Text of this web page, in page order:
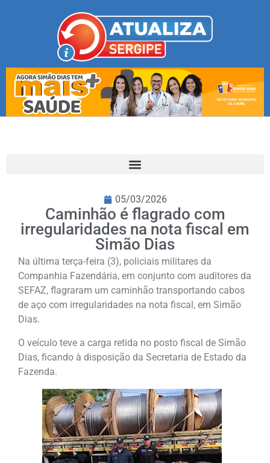
05/03/2026
Caminhão é flagrado com
irregularidades na nota fiscal em
Simão Dias
Na última terça-feira (3), policiais militares da
Companhia Fazendária, em conjunto com auditores da
SEFAZ, flagraram um caminhão transportando cabos
de aço com irregularidades na nota fiscal, em Simão
Dias.
O veículo teve a carga retida no posto fiscal de Simão
Dias, ficando à disposição da Secretaria de Estado da
Fazenda.